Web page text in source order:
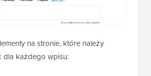
na stronie, które należy
dla każdego wpisu: